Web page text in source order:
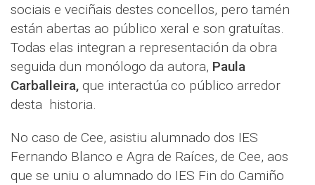
sociais e veciñais destes concellos, pero tamén
están abertas ao público xeral e son gratuítas.
Todas elas integran a representación da obra
seguida dun monólogo da autora, Paula
Carballeira, que interactúa co público arredor
desta historia.
No caso de Cee, asistiu alumnado dos IES
Fernando Blanco e Agra de Raíces, de Cee, aos
que se uniu o alumnado do IES Fin do Camiño